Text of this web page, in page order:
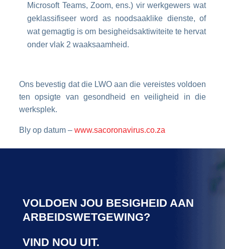
Microsoft Teams, Zoom, ens.) vir werkgewers wat
geklassifiseer word as noodsaaklike dienste, of
wat gemagtig is om besigheidsaktiwiteite te hervat
onder vlak 2 waaksaamheid.
Ons bevestig dat die LWO aan die vereistes voldoen
ten opsigte van gesondheid en veiligheid in die
werksplek.
Bly op datum – www.sacoronavirus.co.za
VOLDOEN JOU BESIGHEID AAN
ARBEIDSWETGEWING?
VIND NOU UIT.